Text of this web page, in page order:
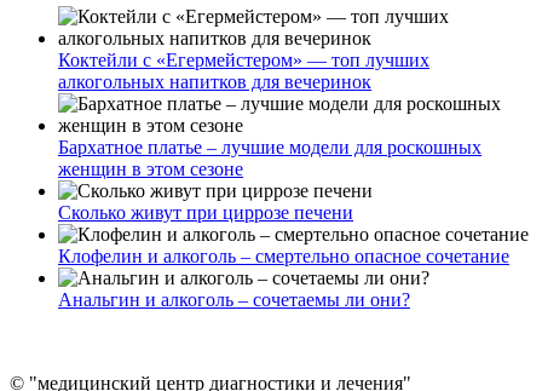
Коктейли с «Егермейстером» — топ лучших
алкогольных напитков для вечеринок
Бархатное платье – лучшие модели для роскошных
женщин в этом сезоне
Сколько живут при циррозе печени
Клофелин и алкоголь – смертельно опасное сочетание
Анальгин и алкоголь – сочетаемы ли они?
© "медицинский центр диагностики и лечения"